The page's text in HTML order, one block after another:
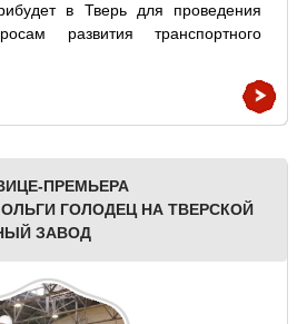
в Тверь для проведения
развития транспортного
ПРЕМЬЕРА
ГОЛОДЕЦ НА ТВЕРСКОЙ
ЗАВОД